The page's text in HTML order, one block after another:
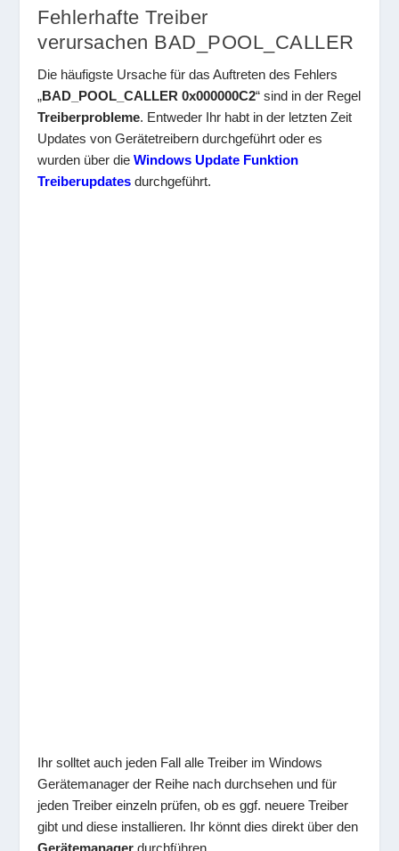
Fehlerhafte Treiber
verursachen BAD_POOL_CALLER
Die häufigste Ursache für das Auftreten des Fehlers
„BAD_POOL_CALLER 0x000000C2“ sind in der Regel
Treiberprobleme. Entweder Ihr habt in der letzten Zeit
Updates von Gerätetreibern durchgeführt oder es
wurden über dieWindows Update Funktion
Treiberupdates durchgeführt.
Ihr solltet auch jeden Fall alle Treiber im Windows
Gerätemanager der Reihe nach durchsehen und für
jeden Treiber einzeln prüfen, ob es ggf. neuere Treiber
gibt und diese installieren. Ihr könnt dies direkt über den
Gerätemanager durchführen.